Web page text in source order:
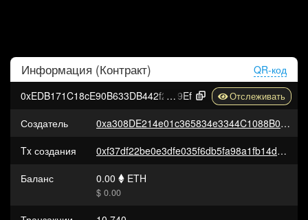
Информация (Контракт)
QR-код
0xEDB171C18cE90B633DB442f2A6F72874093b4
9Ef
Создатель
0xa308DE214e01c365834e3344C1088B0D2B97559c
Tx создания
0xf37df22be0e3dfe035f6db5fa98a1fb14d58c1be7908167b9962cbe24d7f6bf7
Баланс
0.00 ETH
$ 0.00